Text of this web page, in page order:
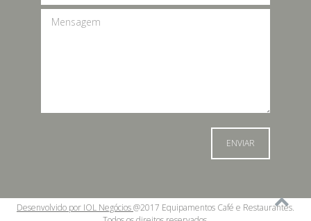
Desenvolvido por IOL Negócios@2017 Equipamentos Café e Restaurantes.